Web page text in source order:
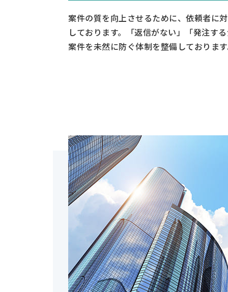
案件の質を向上させるために、依頼者に
しております。「返信がない」「発注す
案件を未然に防ぐ体制を整備しておりま